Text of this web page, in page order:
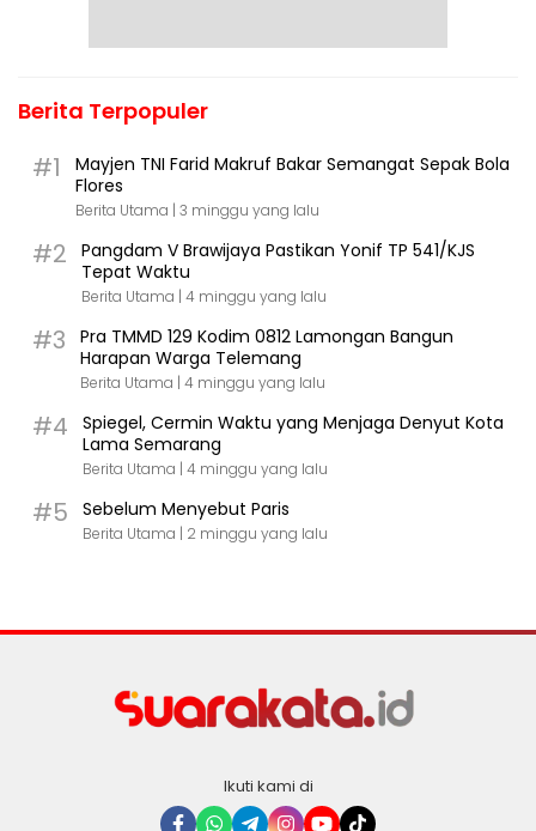
Berita Terpopuler
#1
Mayjen TNI Farid Makruf Bakar Semangat Sepak Bola
Flores
Berita Utama | 3 minggu yang lalu
#2
Pangdam V Brawijaya Pastikan Yonif TP 541/KJS
Tepat Waktu
Berita Utama | 4 minggu yang lalu
#3
Pra TMMD 129 Kodim 0812 Lamongan Bangun
Harapan Warga Telemang
Berita Utama | 4 minggu yang lalu
#4
Spiegel, Cermin Waktu yang Menjaga Denyut Kota
Lama Semarang
Berita Utama | 4 minggu yang lalu
#5 Sebelum Menyebut Paris
Berita Utama | 2 minggu yang lalu
Ikuti kami di